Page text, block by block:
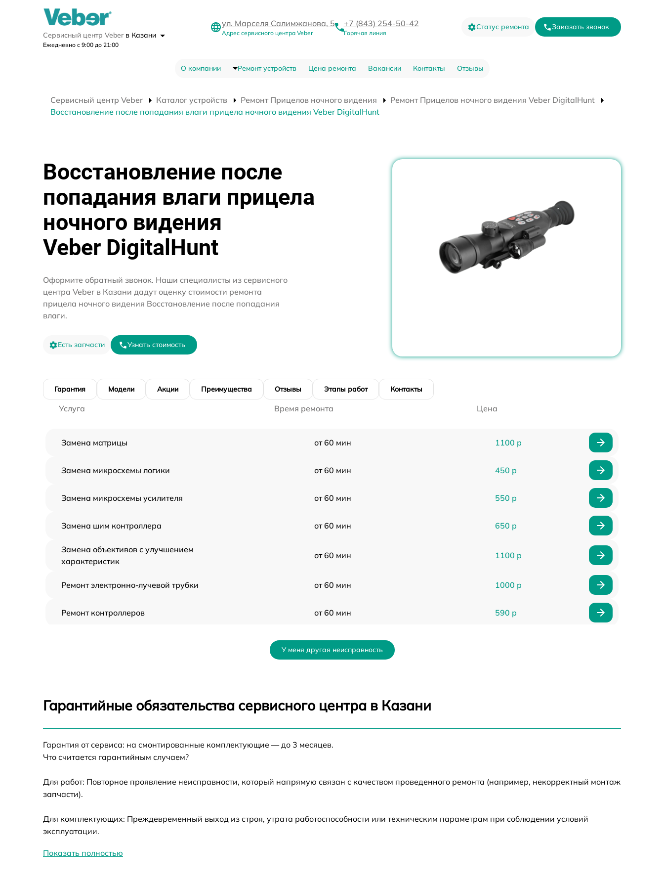
Сервисный центр Veber в Казани
Ежедневно с 9:00 до 21:00
ул. Марселя Салимжанова, 5
Адрес сервисного центра Veber
+7 (843) 254-50-42
Горячая линия
Статус ремонта Заказать звонок
О компании Ремонт устройств Цена ремонта Вакансии Контакты Отзывы
Сервисный центр Veber Каталог устройств Ремонт Прицелов ночного видения
Ремонт Прицелов ночного видения Veber DigitalHunt
Восстановление после попадания влаги прицела ночного видения Veber DigitalHunt
Восстановление после
попадания влаги прицела
ночного видения
Veber DigitalHunt
Оформите обратный звонок. Наши специалисты из сервисного
центра Veber в Казани дадут оценку стоимости ремонта
прицела ночного видения Восстановление после попадания
влаги.
Есть запчасти Узнать стоимость
Гарантия Модели Акции Преимущества Отзывы Этапы работ Контакты
Услуга Время ремонта Цена
Замена матрицы от 60 мин 1100 р
Замена микросхемы логики от 60 мин 450 р
Замена микросхемы усилителя от 60 мин 550 р
Замена шим контроллера от 60 мин 650 р
Замена объективов с улучшением
характеристик
от 60 мин 1100 р
Ремонт электронно-лучевой трубки от 60 мин 1000 р
Ремонт контроллеров от 60 мин 590 р
от 60 мин
Калибровка и настройка тепловизора от 60 мин
других устройств
от 60 мин 750 р
Ремонт цепи питания
У меня другая неисправность
Гарантийные обязательства сервисного центра в Казани
Гарантия от сервиса: на смонтированные комплектующие — до 3 месяцев.
Что считается гарантийным случаем?
Для работ: Повторное проявление неисправности, который напрямую связан с качеством проведенного ремонта (например, некорректный монтаж
запчасти).
Для комплектующих: Преждевременный выход из строя, утрата работоспособности или техническим параметрам при соблюдении условий
эксплуатации.
Показать полностью